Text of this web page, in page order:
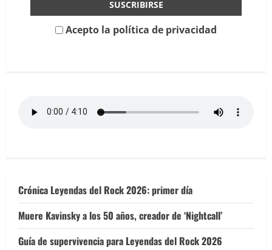
Acepto la política de privacidad
Crónica Leyendas del Rock 2026: primer día
Muere Kavinsky a los 50 años, creador de ‘Nightcall’
Guía de supervivencia para Leyendas del Rock 2026